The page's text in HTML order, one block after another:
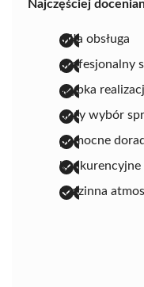
Najczęściej
miła obsługa
profesjonalny
szybka
duży wybór
pomocne
konkurencyjne
rodzinna